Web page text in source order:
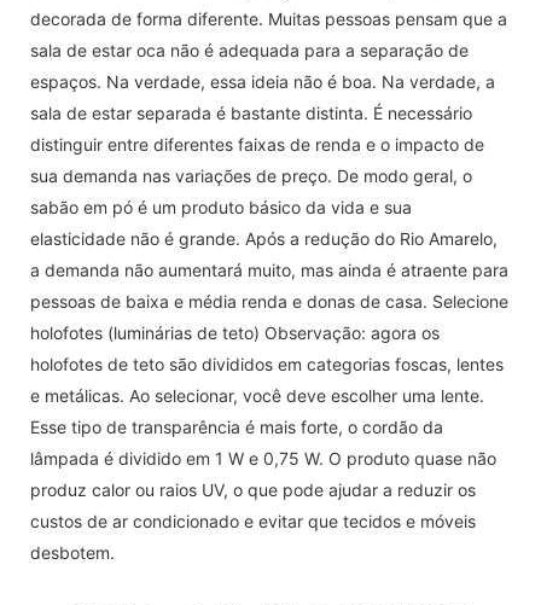
decorada de forma diferente. Muitas pessoas pensam que a
sala de estar oca não é adequada para a separação de
espaços. Na verdade, essa ideia não é boa. Na verdade, a
sala de estar separada é bastante distinta. É necessário
distinguir entre diferentes faixas de renda e o impacto de
sua demanda nas variações de preço. De modo geral, o
sabão em pó é um produto básico da vida e sua
elasticidade não é grande. Após a redução do Rio Amarelo,
a demanda não aumentará muito, mas ainda é atraente para
pessoas de baixa e média renda e donas de casa. Selecione
holofotes (luminárias de teto) Observação: agora os
holofotes de teto são divididos em categorias foscas, lentes
e metálicas. Ao selecionar, você deve escolher uma lente.
Esse tipo de transparência é mais forte, o cordão da
lâmpada é dividido em 1 W e 0,75 W. O produto quase não
produz calor ou raios UV, o que pode ajudar a reduzir os
custos de ar condicionado e evitar que tecidos e móveis
desbotem.